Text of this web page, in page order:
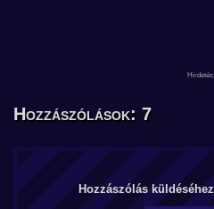
Hozzászólások: 7
Hozzászólás